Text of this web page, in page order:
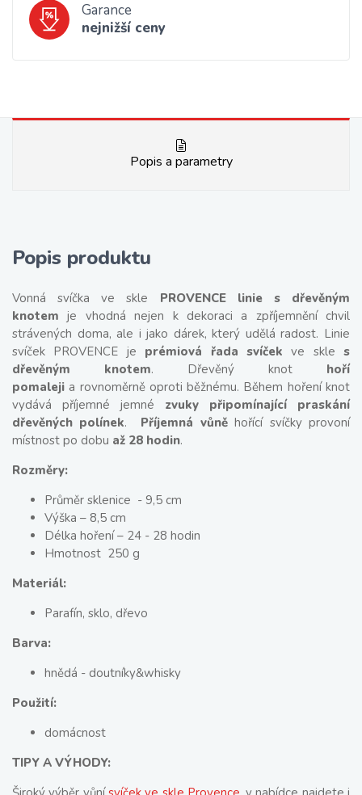
Garance
nejnižší ceny
Popis a parametry
Popis produktu
Vonná svíčka ve skle PROVENCE linie s dřevěným
knotemje vhodná nejen k dekoraci a zpříjemnění chvil
strávených doma, ale i jako dárek, který udělá radost. Linie
svíček PROVENCE je prémiová řada svíček ve skle s
dřevěným knotem. Dřevěný knot hoří
pomalejia rovnoměrně oproti běžnému. Během hoření knot
vydává příjemné jemné zvuky připomínající praskání
dřevěných polínek. Příjemná vůněhořící svíčky provoní
místnost po dobu až 28 hodin.
Rozměry:
Průměr sklenice - 9,5 cm
Výška – 8,5 cm
Délka hoření – 24 - 28 hodin
Hmotnost 250 g
Materiál:
Parafín, sklo, dřevo
Barva:
hnědá - doutníky&whisky
Použití:
domácnost
TIPY A VÝHODY: